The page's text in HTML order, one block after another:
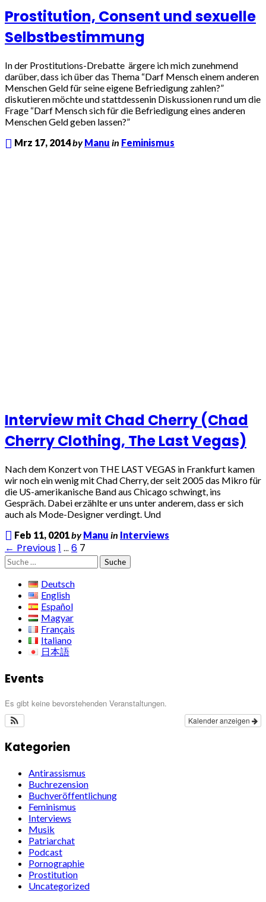
Prostitution, Consent und sexuelle
Selbstbestimmung
In der Prostitutions-Drebatte ärgere ich mich zunehmend
darüber, dass ich über das Thema “Darf Mensch einem anderen
Menschen Geld für seine eigene Befriedigung zahlen?”
diskutieren möchte und stattdessenin Diskussionen rund um die
Frage “Darf Mensch sich für die Befriedigung eines anderen
Menschen Geld geben lassen?”
Mrz 17, 2014by Manu in Feminismus
Interview mit Chad Cherry (Chad
Cherry Clothing, The Last Vegas)
Nach dem Konzert von THE LAST VEGAS in Frankfurt kamen
wir noch ein wenig mit Chad Cherry, der seit 2005 das Mikro für
die US-amerikanische Band aus Chicago schwingt, ins
Gespräch. Dabei erzählte er uns unter anderem, dass er sich
auch als Mode-Designer verdingt. Und
Feb 11, 0201 by Manu in Interviews
← Previous1 … 6 7
Suche
nach:
Deutsch
English
Español
Magyar
Français
Italiano
日本語
Events
Es gibt keine bevorstehenden Veranstaltungen.
Kalender anzeigen
Kategorien
Antirassismus
Buchrezension
Buchveröffentlichung
Feminismus
Interviews
Musik
Patriarchat
Podcast
Pornographie
Prostitution
Uncategorized